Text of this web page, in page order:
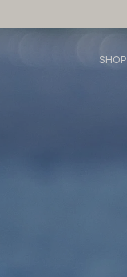
SHOP